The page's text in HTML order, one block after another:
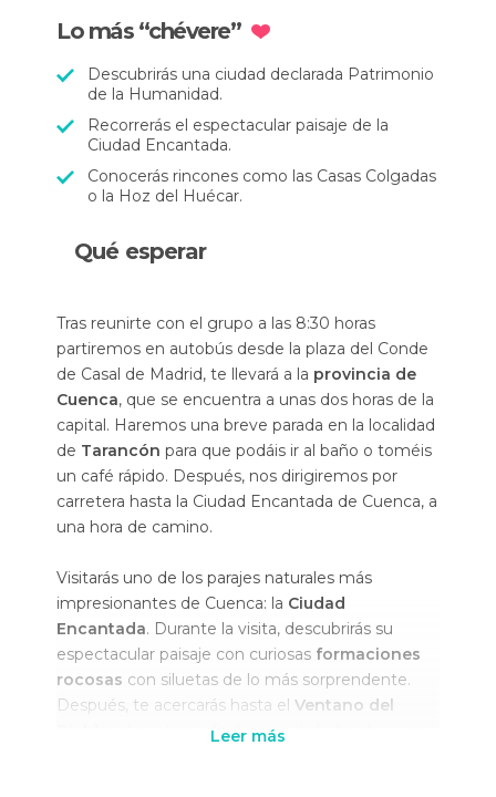
Lo más “chévere”
Descubrirás una ciudad declarada Patrimonio
de la Humanidad.
Recorrerás el espectacular paisaje de la
Ciudad Encantada.
Conocerás rincones como las Casas Colgadas
o la Hoz del Huécar.
Qué esperar
Tras reunirte con el grupo a las 8:30 horas
partiremos en autobús desde la plaza del Conde
de Casal de Madrid, te llevará a la provincia de
Cuenca, que se encuentra a unas dos horas de la
capital. Haremos una breve parada en la localidad
de Tarancón para que podáis ir al baño o toméis
un café rápido. Después, nos dirigiremos por
carretera hasta la Ciudad Encantada de Cuenca, a
una hora de camino.
Visitarás uno de los parajes naturales más
impresionantes de Cuenca: la Ciudad
Encantada. Durante la visita, descubrirás su
espectacular paisaje con curiosas formaciones
rocosas con siluetas de lo más sorprendente.
Después, te acercarás hasta el Ventano del
, el punto perfecto para disfrutar de unas
Leer más